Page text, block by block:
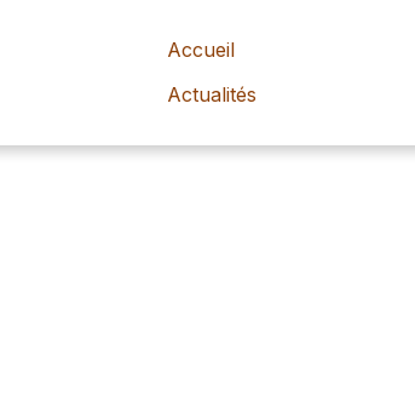
Accueil
Actualités